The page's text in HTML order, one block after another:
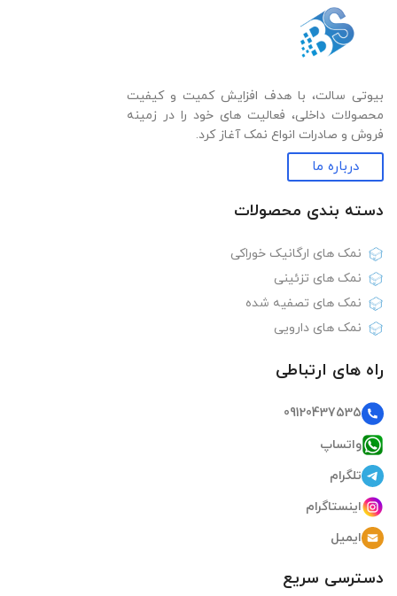
بیوتی سالت، با هدف افزایش کمیت و کیفیت
محصولات داخلی، فعالیت های خود را در زمینه
فروش و صادرات انواع نمک آغاز کرد.
درباره ما
دسته بندی‌ محصولات
نمک های ارگانیک خوراکی
نمک های تزئینی
نمک های تصفیه شده
نمک های دارویی
راه های ارتباطی
09120437535
واتساپ
تلگرام
اینستاگرام
ایمیل
دسترسی سریع